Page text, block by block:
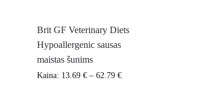
Brit GF Veterinary Diets
Hypoallergenic sausas
maistas šunims
Kaina: 13.69 €– 62.79 €